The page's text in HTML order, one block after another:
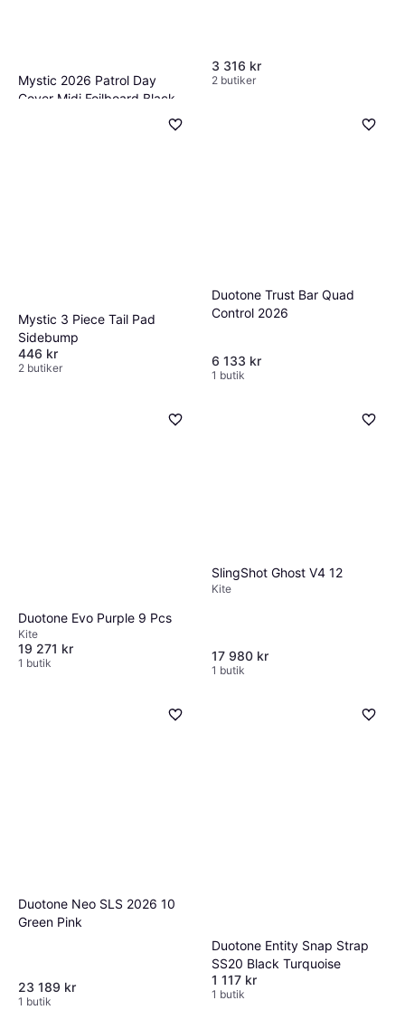
Mystic 2026 Patrol Day
Cover Midi Foilboard Black
3 316 kr
2 butiker
Mystic 3 Piece Tail Pad
Sidebump
446 kr
2 butiker
Duotone Trust Bar Quad
Control 2026
6 133 kr
1 butik
Duotone Evo Purple 9 Pcs
Kite
19 271 kr
1 butik
SlingShot Ghost V4 12
Kite
17 980 kr
1 butik
Duotone Neo SLS 2026 10
Green Pink
23 189 kr
1 butik
Duotone Entity Snap Strap
SS20 Black Turquoise
1 117 kr
1 butik